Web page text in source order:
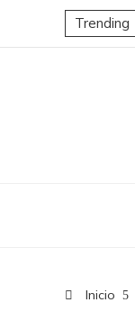
Trending
Inicio